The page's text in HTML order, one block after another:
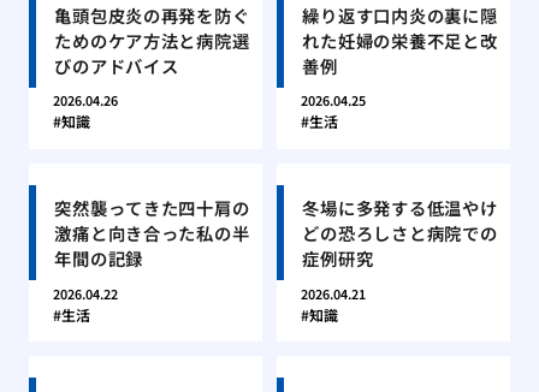
亀頭包皮炎の再発を防ぐ
ためのケア方法と病院選
びのアドバイス
2026.04.26
知識
繰り返す口内炎の裏に隠
れた妊婦の栄養不足と改
善例
2026.04.25
生活
突然襲ってきた四十肩の
激痛と向き合った私の半
年間の記録
2026.04.22
生活
冬場に多発する低温やけ
どの恐ろしさと病院での
症例研究
2026.04.21
知識